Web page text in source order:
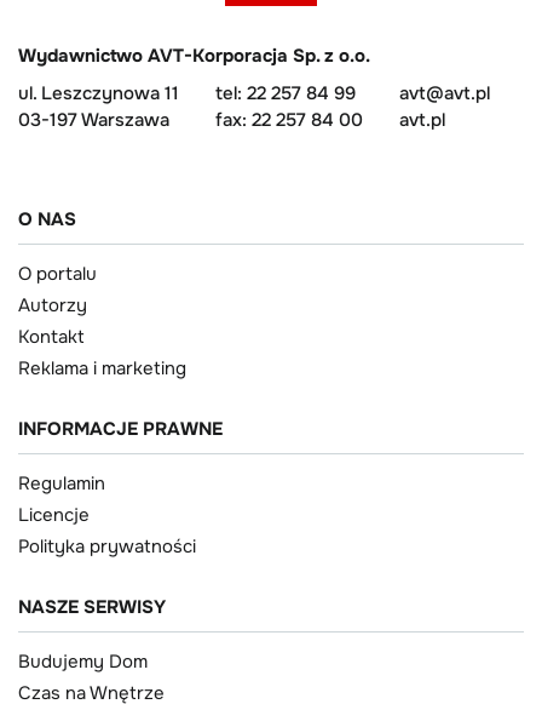
Wydawnictwo AVT-Korporacja Sp. z o.o.
ul. Leszczynowa 11
03-197 Warszawa
tel: 22 257 84 99
fax: 22 257 84 00
avt@avt.pl
avt.pl
O NAS
O portalu
Autorzy
Kontakt
Reklama i marketing
INFORMACJE PRAWNE
Regulamin
Licencje
Polityka prywatności
NASZE SERWISY
Budujemy Dom
Czas na Wnętrze